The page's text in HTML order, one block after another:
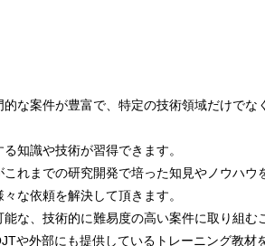
な案件が豊富で、特定の技術領域だけでな
知識や技術が習得できます。
れまでの研究開発で培った知見やノウハウ
な依頼を解決して頂きます。
な、技術的に難易度の高い案件に取り組む
や外部にも提供しているトレーニング教材